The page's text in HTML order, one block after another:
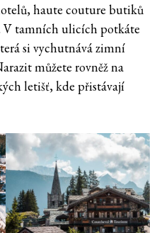
haute couture butiků
V tamních ulicích potkáte
si vychutnává zimní
můžete rovněž na
letišť, kde přistávají